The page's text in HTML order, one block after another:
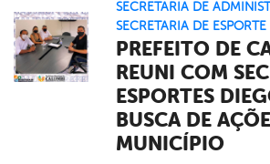
SECRETARIA DE
SECRETARIA DE
PREFEITO DE
REUNI COM
ESPORTES
BUSCA DE
MUNICÍPIO